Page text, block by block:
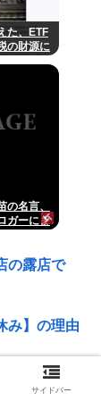
た、ETF
の財源に
の名言、
ガーにま
の露店で
み】の理由
ゃった」
の？サイドバー